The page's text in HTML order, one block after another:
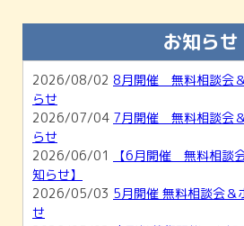
お知らせ
2026/08/02 8月開催 無料相談会
らせ
2026/07/04 7月開催 無料相談会
らせ
2026/06/01
【6月開催 無料相談
知らせ】
2026/05/03 5月開催 無料相談会＆
せ